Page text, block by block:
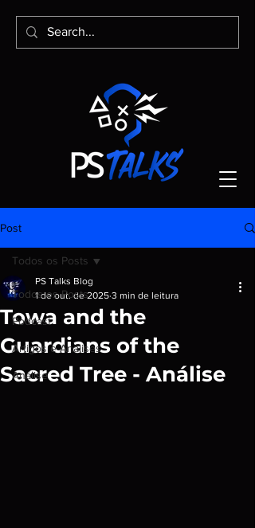
Post
Todos os Posts
Podcast
Artigos e Análises
Análise
Todos os Posts
Towa and the
Guardians of the
Sacred Tree - Análise
PS Talks Blog
1 de out. de 2025 3 min de leitura